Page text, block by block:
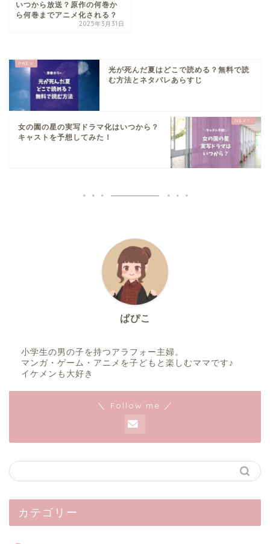
いつから放送？原作の何巻か
ら何巻までアニメ化される？
2025年3月31日
光が死んだ夏はどこで読める？無料で読
む方法とネタバレあらすじ
女の園の星の実写ドラマ化はいつから？
キャストを予想してみた！
ぱぴこ
小学生の男の子を持つアラフォー主婦。
マンガ・ゲーム・アニメを子どもと楽しむママです♪
イケメンも大好き
＼ Follow me ／
カテゴリー